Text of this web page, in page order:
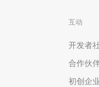
互动
开发者
合作伙
初创企